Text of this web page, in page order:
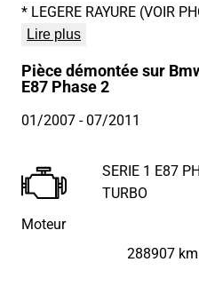
* LEGERE RAYURE (VOIR
Lire plus
Pièce démontée sur
E87 Phase 2
01/2007- 07/2011
Moteur
SERIE 1 E87
TURBO
288907 km